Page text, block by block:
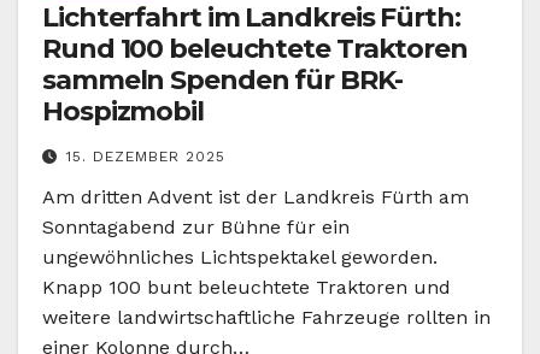
Lichterfahrt im Landkreis Fürth:
Rund 100 beleuchtete Traktoren
sammeln Spenden für BRK-
Hospizmobil
15. DEZEMBER 2025
Am dritten Advent ist der Landkreis Fürth am
Sonntagabend zur Bühne für ein
ungewöhnliches Lichtspektakel geworden.
Knapp 100 bunt beleuchtete Traktoren und
weitere landwirtschaftliche Fahrzeuge rollten in
einer Kolonne durch…